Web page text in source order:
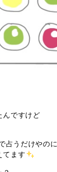
んですけど
占うだけやのに
てます